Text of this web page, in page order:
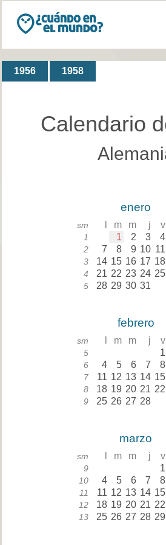
1956 1958
Calendario
enero
sm m m j v
1 1 2 3 4
2 7 8 9 10 11
3 14 15 16 17 18
4 21 22 23 24 25
5 28 29 30 31
febrero
sm m m j v
5 1
6 4 5 6 7 8
7 11 12 13 14 15
8 18 19 20 21 22
9 25 26 27 28
marzo
sm m m j v
9 1
10 4 5 6 7 8
11 11 12 13 14 15
12 18 19 20 21 22
13 25 26 27 28 29